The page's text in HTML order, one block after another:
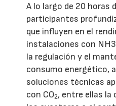
A lo largo de 20 horas
participantes
que influyen en el
instalaciones con
la regulación y el
consumo energético,
soluciones técnicas
con CO2, entre ellas la